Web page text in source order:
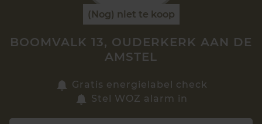
Vragen? Neem contact met ons op
(Nog) niet te koop
BOOMVALK 13, OUDERKERK AAN DE
AMSTEL
Gratis energielabel check
Stel WOZ alarm in